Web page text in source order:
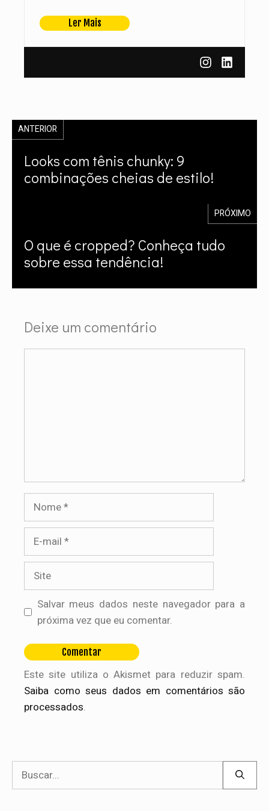
Ler Mais
ANTERIOR
Looks com tênis chunky: 9
combinações cheias de estilo!
PRÓXIMO
O que é cropped? Conheça tudo
sobre essa tendência!
Deixe um comentário
Nome
Site
Salvar meus dados neste navegador para a
próxima vez que eu comentar.
Este site utiliza o Akismet para reduzir spam.
Saiba como seus dados em comentários são
processados.
Pesquisar